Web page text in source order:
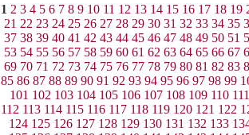
1 2 3 4 5 6 7 8 9 10 11 12 13 14 15 16 17 18 19
21 22 23 24 25 26 27 28 29 30 31 32 33 34 35
37 38 39 40 41 42 43 44 45 46 47 48 49 50 51
53 54 55 56 57 58 59 60 61 62 63 64 65 66 67
69 70 71 72 73 74 75 76 77 78 79 80 81 82 83
85 86 87 88 89 90 91 92 93 94 95 96 97 98 99
101 102 103 104 105 106 107 108 109 110 111
112 113 114 115 116 117 118 119 120 121 122
124 125 126 127 128 129 130 131 132 133